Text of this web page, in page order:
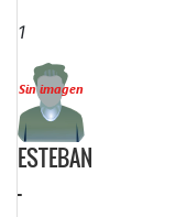
1
ESTEBAN
-